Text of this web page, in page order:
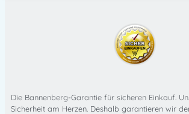
Die Bannenberg-Garantie für sicheren Einkauf.
Sicherheit am Herzen. Deshalb garantieren wir